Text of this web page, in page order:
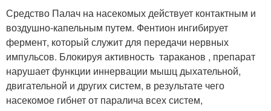
Средство Палач на насекомых действует контактным и
воздушно-капельным путем. Фентион ингибирует
фермент, который служит для передачи нервных
импульсов. Блокируя активность тараканов , препарат
нарушает функции иннервации мышц дыхательной,
двигательной и других систем, в результате чего
насекомое гибнет от паралича всех систем,